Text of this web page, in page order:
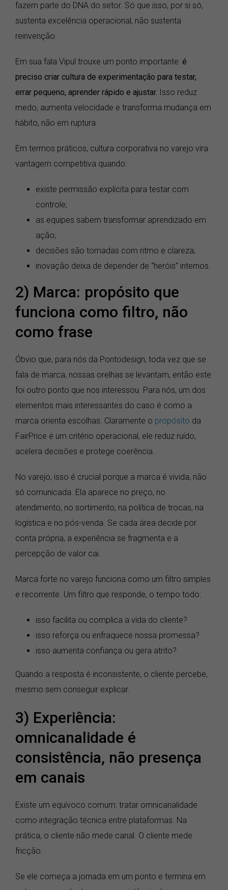
fazem parte do DNA do setor. Só que isso, por si só,
sustenta excelência operacional, não sustenta
reinvenção.
Em sua fala Vipul trouxe um ponto importante: é
preciso criar cultura de experimentação para testar,
errar pequeno, aprender rápido e ajustar. Isso reduz
medo, aumenta velocidade e transforma mudança em
hábito, não em ruptura.
Em termos práticos, cultura corporativa no varejo vira
vantagem competitiva quando:
existe permissão explícita para testar com
controle;
as equipes sabem transformar aprendizado em
ação;
decisões são tomadas com ritmo e clareza;
inovação deixa de depender de “heróis” internos.
2) Marca: propósito que
funciona como filtro, não
como frase
Óbvio que, para nós da Pontodesign, toda vez que se
fala de marca, nossas orelhas se levantam, então este
foi outro ponto que nos interessou. Para nós, um dos
elementos mais interessantes do caso é como a
marca orienta escolhas. Claramente o propósito da
FairPrice é um critério operacional, ele reduz ruído,
acelera decisões e protege coerência.
No varejo, isso é crucial porque a marca é vivida, não
só comunicada. Ela aparece no preço, no
atendimento, no sortimento, na política de trocas, na
logística e no pós-venda. Se cada área decide por
conta própria, a experiência se fragmenta e a
percepção de valor cai.
Marca forte no varejo funciona como um filtro simples
e recorrente. Um filtro que responde, o tempo todo:
isso facilita ou complica a vida do cliente?
isso reforça ou enfraquece nossa promessa?
isso aumenta confiança ou gera atrito?
Quando a resposta é inconsistente, o cliente percebe,
mesmo sem conseguir explicar.
3) Experiência:
omnicanalidade é
consistência, não presença
em canais
Existe um equívoco comum: tratar omnicanalidade
como integração técnica entre plataformas. Na
prática, o cliente não mede canal. O cliente mede
fricção.
Se ele começa a jornada em um ponto e termina em